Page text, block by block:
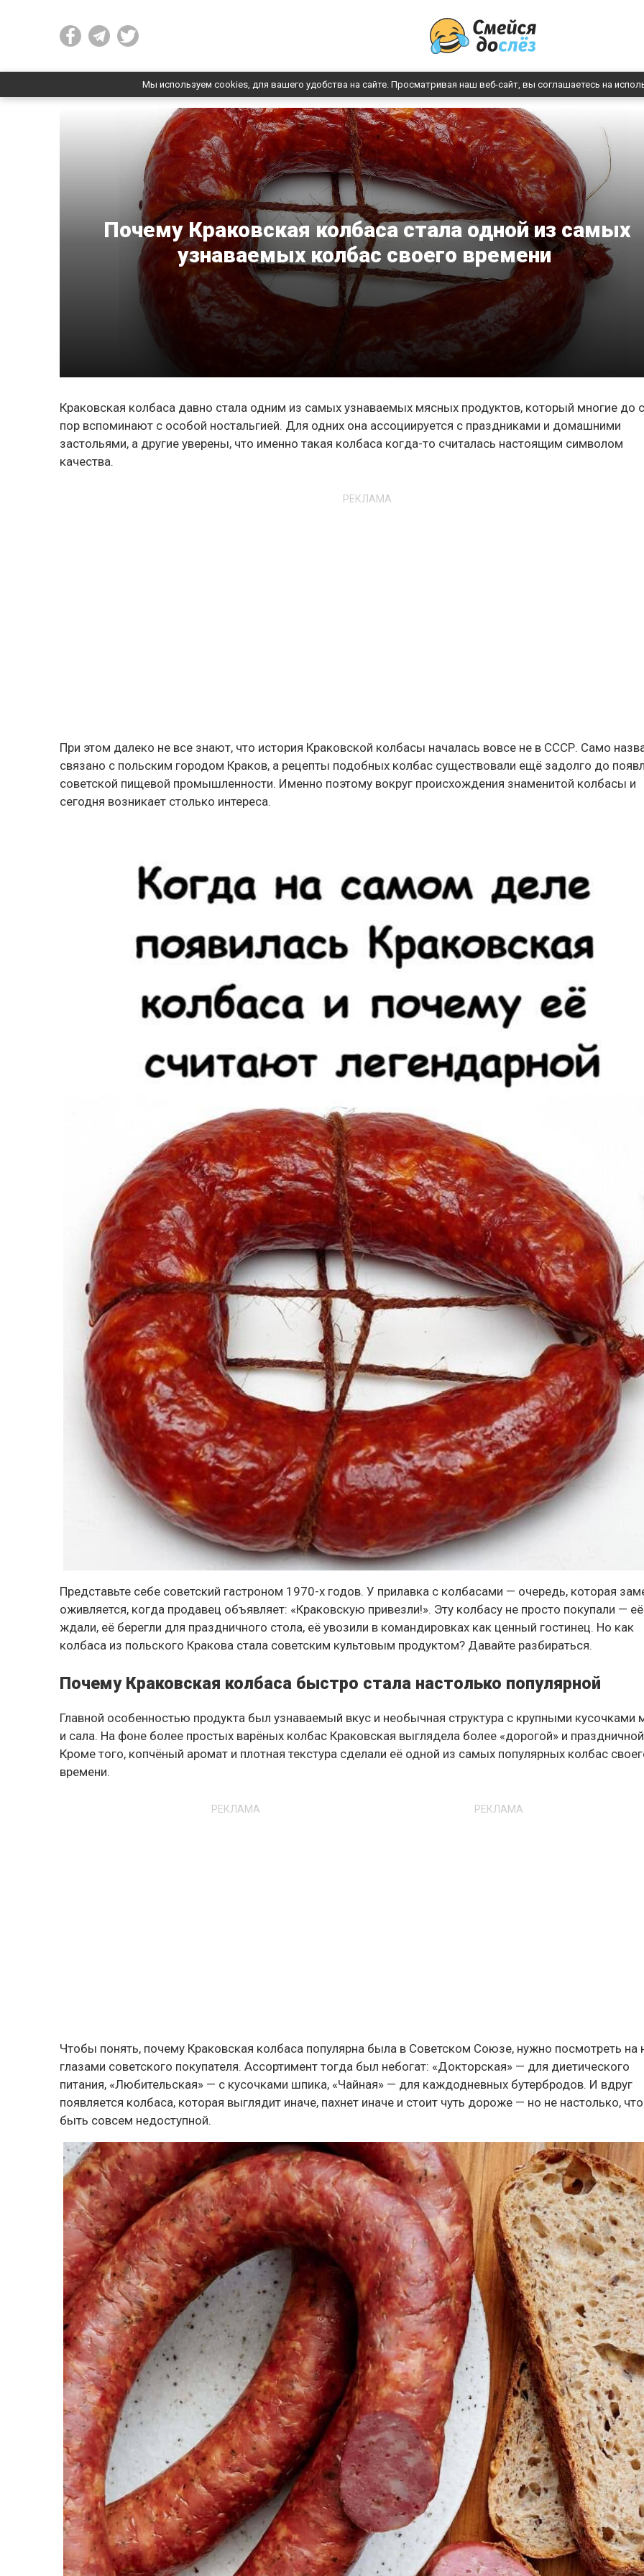
Мы используем cookies, для вашего удобства на сайте. Просматривая наш веб-сайт, вы соглашаетесь на
Почему Краковская колбаса стала одной из самых
узнаваемых колбас своего времени
Краковская колбаса давно стала одним из самых узнаваемых мясных продуктов, который многие до
пор вспоминают с особой ностальгией. Для одних она ассоциируется с праздниками и домашними
застольями, а другие уверены, что именно такая колбаса когда-то считалась настоящим символом
качества.
РЕКЛАМА
При этом далеко не все знают, что история Краковской колбасы началась вовсе не в СССР. Само
связано с польским городом Краков, а рецепты подобных колбас существовали ещё задолго до
советской пищевой промышленности. Именно поэтому вокруг происхождения знаменитой колбасы и
сегодня возникает столько интереса.
Представьте себе советский гастроном 1970-х годов. У прилавка с колбасами — очередь, которая
оживляется, когда продавец объявляет: «Краковскую привезли!». Эту колбасу не просто покупали — её
ждали, её берегли для праздничного стола, её увозили в командировках как ценный гостинец. Но как
колбаса из польского Кракова стала советским культовым продуктом? Давайте разбираться.
Почему Краковская колбаса быстро стала настолько популярной
Главной особенностью продукта был узнаваемый вкус и необычная структура с крупными кусочками
и сала. На фоне более простых варёных колбас Краковская выглядела более «дорогой» и
Кроме того, копчёный аромат и плотная текстура сделали её одной из самых популярных колбас
времени.
РЕКЛАМА РЕКЛАМА
Чтобы понять, почему Краковская колбаса популярна была в Советском Союзе, нужно посмотреть на
глазами советского покупателя. Ассортимент тогда был небогат: «Докторская» — для диетического
питания, «Любительская» — с кусочками шпика, «Чайная» — для каждодневных бутербродов. И вдруг
появляется колбаса, которая выглядит иначе, пахнет иначе и стоит чуть дороже — но не настолько,
быть совсем недоступной.